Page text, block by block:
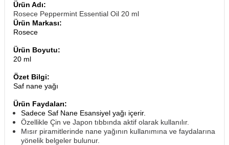
Ürün Adı:
Rosece Peppermint Essential Oil 20 ml
Ürün Markası:
Rosece
Ürün Boyutu:
20 ml
Özet Bilgi:
Saf nane yağı
Ürün Faydaları:
Sadece Saf Nane Esansiyel yağı içerir.
Özellikle Çin ve Japon tıbbında aktif olarak kullanılır.
Mısır piramitlerinde nane yağının kullanımına ve faydalarına
yönelik belgeler bulunur.